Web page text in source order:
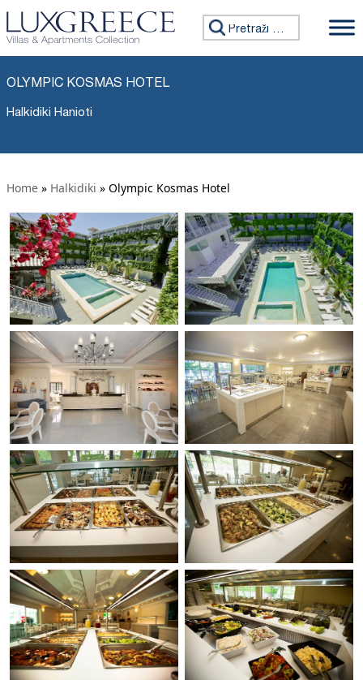
Tražiti:
OLYMPIC KOSMAS HOTEL
Halkidiki Hanioti
Home » Halkidiki » Olympic Kosmas Hotel